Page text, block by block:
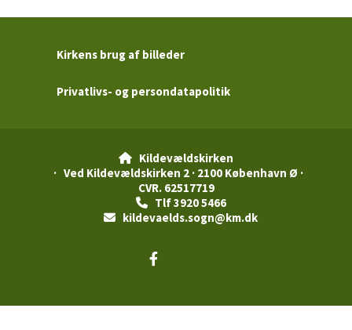
Kirkens brug af billeder
Privatlivs- og persondatapolitik

Kildevældskirken
· Ved Kildevældskirken 2 · 2100 København Ø ·
CVR. 62517719
Tlf 3920 5466
 kildevaelds.sogn@km.dk